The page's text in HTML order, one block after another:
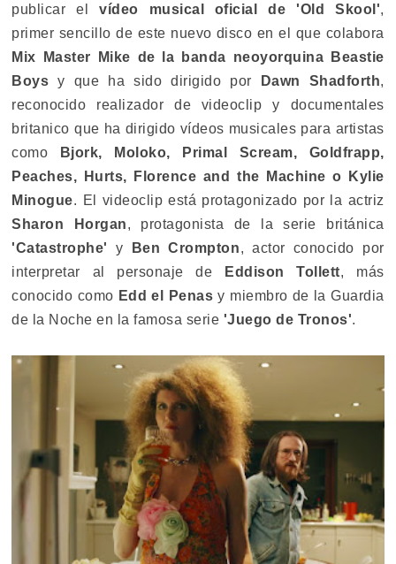
publicar elvídeo musical oficial de 'Old Skool',
primer sencillo de este nuevo disco en el que colabora
Mix Master Mike de la banda neoyorquina Beastie
Boys y que ha sido dirigido por Dawn Shadforth,
reconocido realizador de videoclip y documentales
britanico que ha dirigido vídeos musicales para artistas
como
Bjork, Moloko, Primal Scream, Goldfrapp,
Peaches, Hurts, Florence and the Machine o Kylie
Minogue. El videoclip está protagonizado por la actriz
Sharon Horgan, protagonista de la serie británica
'Catastrophe'
y Ben Crompton, actor conocido por
interpretar al personaje de
Eddison Tollett, más
conocido como Edd el Penas y miembro de la Guardia
de la Noche en la famosa serie 'Juego de Tronos'.